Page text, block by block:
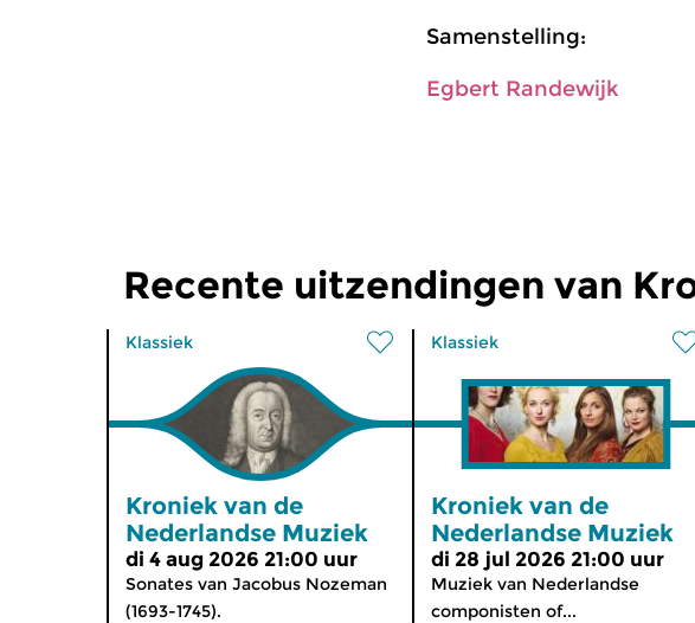
Samenstelling:
Egbert Randewijk
Recente uitzendingen van
Klassiek
Kroniek van de
Nederlandse Muziek
di 4 aug 2026 21:00 uur
Sonates van Jacobus Nozeman
(1693-1745).
Klassiek
Kroniek van de
Nederlandse Muziek
di 28 jul 2026 21:00 uur
Muziek van Nederlandse
componisten of...